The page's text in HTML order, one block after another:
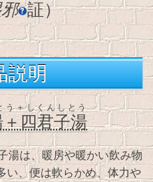
証）
説明
四君子湯
う＋しくんしとう
湯は、暖房や暖かい飲み物
い、便は軟らかめ、体力や